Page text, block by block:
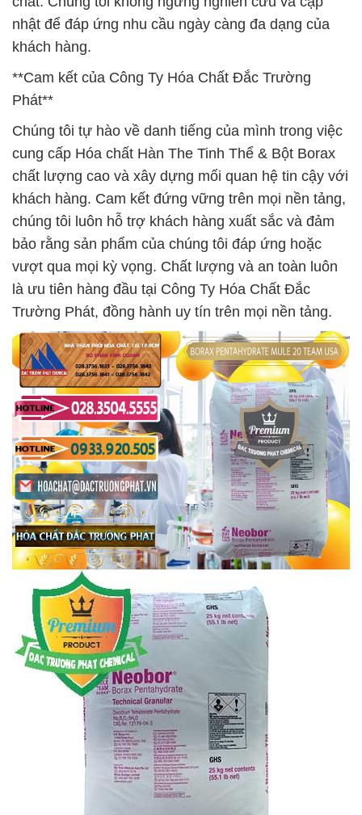
nhật để đáp ứng nhu cầu ngày càng đa dạng của
khách hàng.
**Cam kết của Công Ty Hóa Chất Đắc Trường
Phát**
Chúng tôi tự hào về danh tiếng của mình trong việc
cung cấp Hóa chất Hàn The Tinh Thể & Bột Borax
chất lượng cao và xây dựng mối quan hệ tin cậy với
khách hàng. Cam kết đứng vững trên mọi nền tảng,
chúng tôi luôn hỗ trợ khách hàng xuất sắc và đảm
bảo rằng sản phẩm của chúng tôi đáp ứng hoặc
vượt qua mọi kỳ vọng. Chất lượng và an toàn luôn
là ưu tiên hàng đầu tại Công Ty Hóa Chất Đắc
Trường Phát, đồng hành uy tín trên mọi nền tảng.